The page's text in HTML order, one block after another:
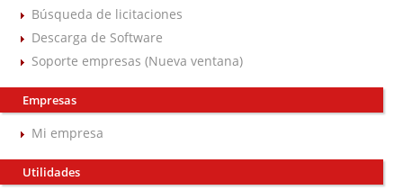
Búsqueda de licitaciones
Descarga de Software
Soporte empresas (Nueva ventana)
Empresas
Mi empresa
Utilidades